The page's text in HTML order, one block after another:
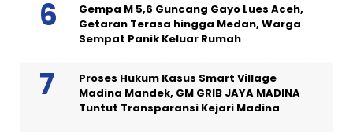
Gempa M 5,6 Guncang Gayo Lues Aceh,
Getaran Terasa hingga Medan, Warga
Sempat Panik Keluar Rumah
Proses Hukum Kasus Smart Village
Madina Mandek, GM GRIB JAYA MADINA
Tuntut Transparansi Kejari Madina